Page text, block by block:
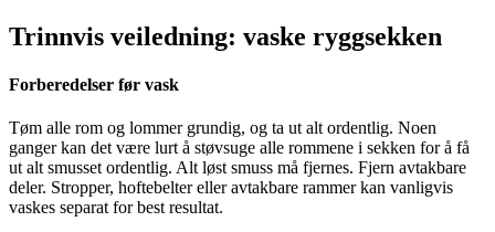
Trinnvis veiledning: vaske ryggsekken
Forberedelser før vask
Tøm alle rom og lommer grundig, og ta ut alt ordentlig. Noen
ganger kan det være lurt å støvsuge alle rommene i sekken for å få
ut alt smusset ordentlig. Alt løst smuss må fjernes. Fjern avtakbare
deler. Stropper, hoftebelter eller avtakbare rammer kan vanligvis
vaskes separat for best resultat.